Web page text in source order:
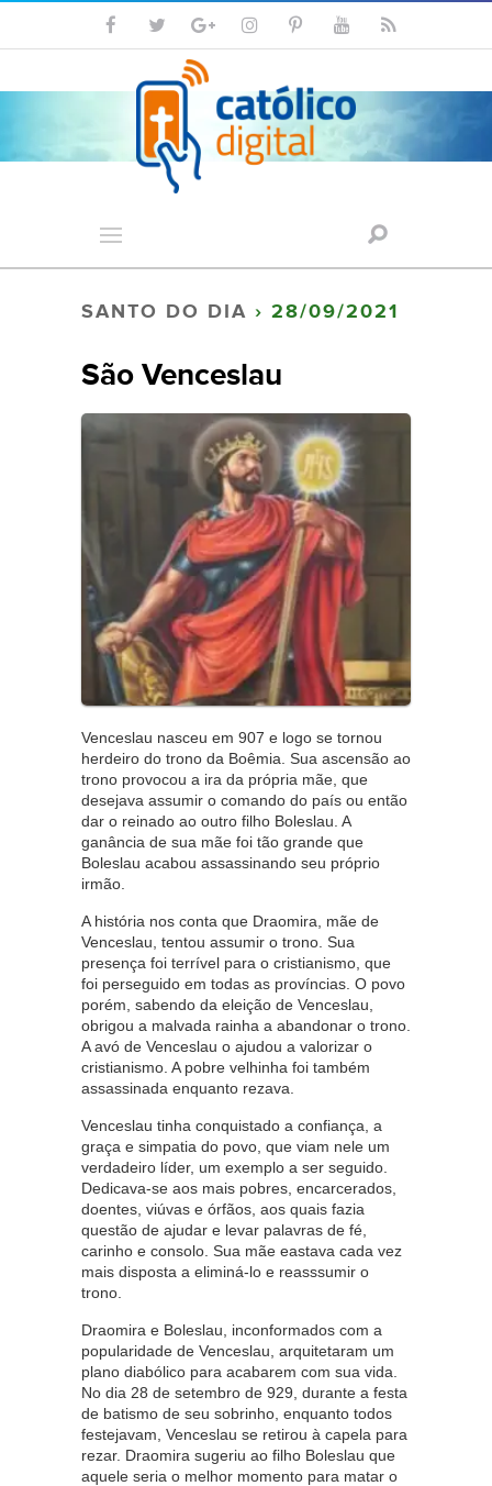
SANTO DO DIA › 28/09/2021
São Venceslau
Venceslau nasceu em 907 e logo se tornou
herdeiro do trono da Boêmia. Sua ascensão ao
trono provocou a ira da própria mãe, que
desejava assumir o comando do país ou então
dar o reinado ao outro filho Boleslau. A
ganância de sua mãe foi tão grande que
Boleslau acabou assassinando seu próprio
irmão.
A história nos conta que Draomira, mãe de
Venceslau, tentou assumir o trono. Sua
presença foi terrível para o cristianismo, que
foi perseguido em todas as províncias. O povo
porém, sabendo da eleição de Venceslau,
obrigou a malvada rainha a abandonar o trono.
A avó de Venceslau o ajudou a valorizar o
cristianismo. A pobre velhinha foi também
assassinada enquanto rezava.
Venceslau tinha conquistado a confiança, a
graça e simpatia do povo, que viam nele um
verdadeiro líder, um exemplo a ser seguido.
Dedicava-se aos mais pobres, encarcerados,
doentes, viúvas e órfãos, aos quais fazia
questão de ajudar e levar palavras de fé,
carinho e consolo. Sua mãe eastava cada vez
mais disposta a eliminá-lo e reasssumir o
trono.
Draomira e Boleslau, inconformados com a
popularidade de Venceslau, arquitetaram um
plano diabólico para acabarem com sua vida.
No dia 28 de setembro de 929, durante a festa
de batismo de seu sobrinho, enquanto todos
festejavam, Venceslau se retirou à capela para
rezar. Draomira sugeriu ao filho Boleslau que
aquele seria o melhor momento para matar o